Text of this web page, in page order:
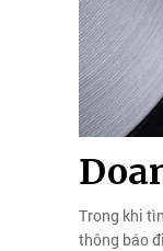
Trong khi
thông báo